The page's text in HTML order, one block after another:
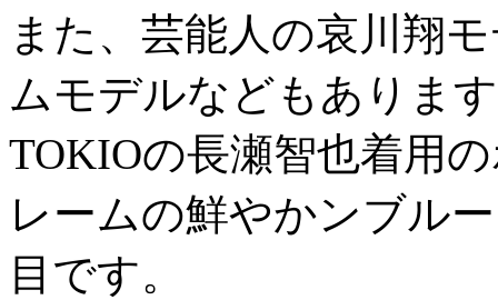
また、芸能人の哀川翔
ムモデルなどもありま
TOKIOの長瀬智也着用
レームの鮮やかンブル
目です。